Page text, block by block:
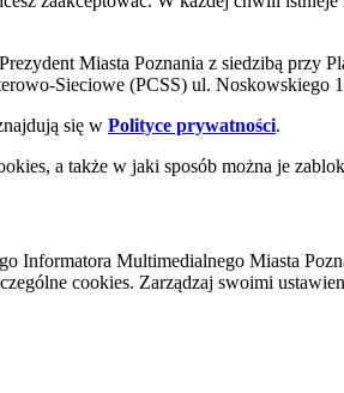
Miasta Poznania z siedzibą przy
Sieciowe (PCSS) ul. Noskowskiego
się w Polityce prywatności.
a także w jaki sposób można je
Informatora Multimedialnego Miasta
cookies. Zarządzaj swoimi